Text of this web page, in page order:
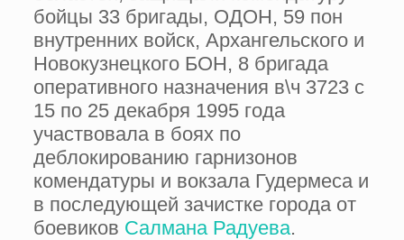
бойцы 33 бригады, ОДОН, 59 пон
внутренних войск, Архангельского и
Новокузнецкого БОН, 8 бригада
оперативного назначения в\ч 3723 с
15 по 25 декабря 1995 года
участвовала в боях по
деблокированию гарнизонов
комендатуры и вокзала Гудермеса и
в последующей зачистке города от
боевиков Салмана Радуева.